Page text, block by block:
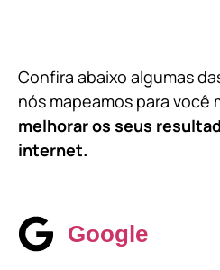
Confira abaixo algumas
nós mapeamos para você
melhorar os seus
internet.
Google